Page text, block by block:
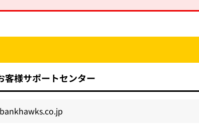
様サポートセンター